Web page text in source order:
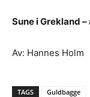
Sune i Grekland
Av: Hannes Holm
TAGS Guldbagge